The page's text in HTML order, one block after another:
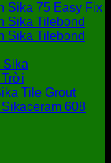
Sika 75 Easy Fix
Sika Tilebond
Sika Tilebond
Sika
Tile Grout
608